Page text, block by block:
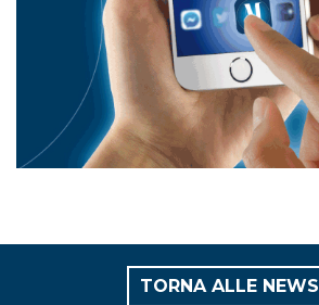
TORNA ALLE NEWS